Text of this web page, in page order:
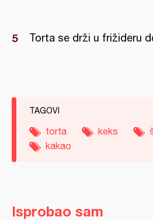
Torta se drži u frižideru
TAGOVI
torta keks
kakao
Isprobao sam